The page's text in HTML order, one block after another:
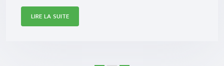
LIRE LA SUITE